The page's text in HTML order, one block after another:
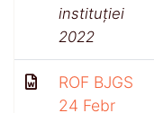
instituției
2022
ROF BJGS
24 Febr